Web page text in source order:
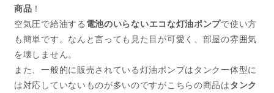
商品 ！
空気圧で給油する 電池のいらないエコな灯油ポンプで使い方
も簡単です。なんと言っても見た目が可愛く、部屋の雰囲気
を壊しません。
また、一般的に販売されている灯油ポンプはタンク一体型に
は対応していないものが多いのですがこちらの商品はタンク